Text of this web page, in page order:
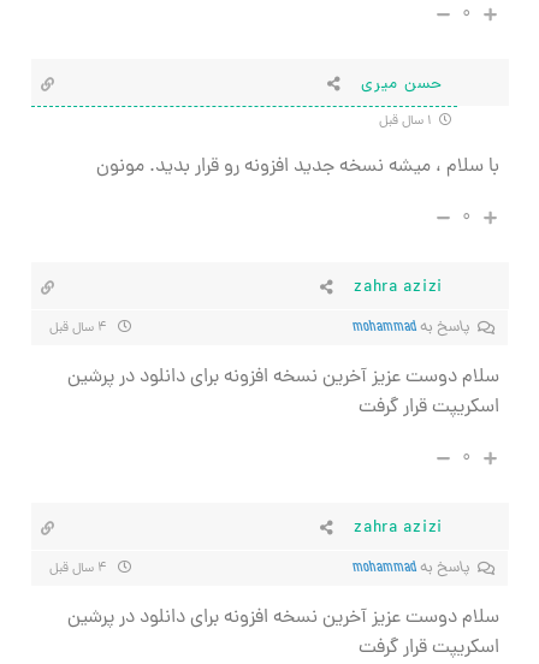
۰
حسن میری
با سلام ، میشه نسخه جدید افزونه رو قرار بدید. مونون
۰
zahra azizi
پاسخ بهmohammad
سلام دوست عزیز آخرین نسخه افزونه برای دانلود در پرشین
اسکریپت قرار گرفت
۰
zahra azizi
پاسخ بهmohammad
سلام دوست عزیز آخرین نسخه افزونه برای دانلود در پرشین
اسکریپت قرار گرفت